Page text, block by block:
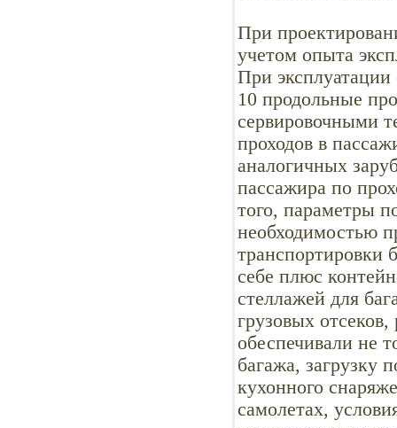
При
учетом опыта
При
10 продольные
сервировочными
проходов в
аналогичных
пассажира по
того, параметры
необходимостью
транспортировки
себе плюс
стеллажей для
грузовых
обеспечивали не
багажа, загрузку
кухонного
самолетах,